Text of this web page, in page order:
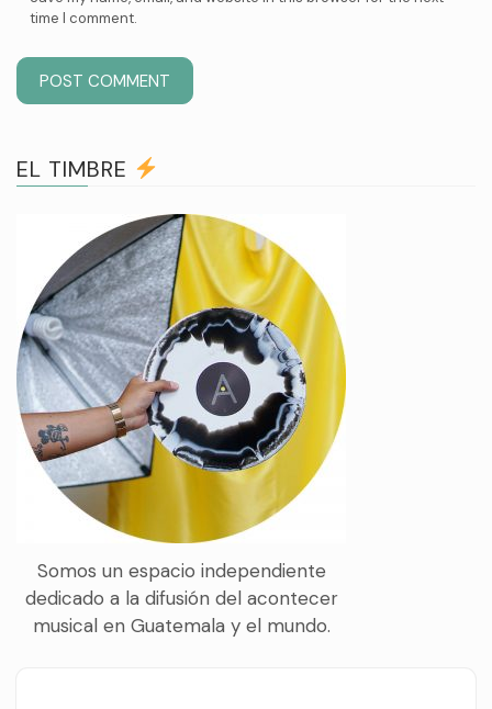
time I comment.
EL TIMBRE
Somos un espacio independiente
dedicado a la difusión del acontecer
musical en Guatemala y el mundo.